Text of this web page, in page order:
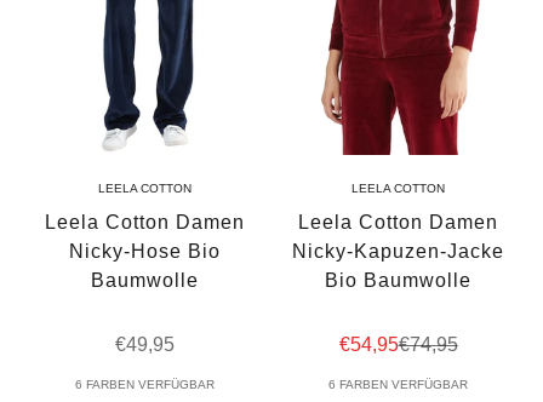
LEELA COTTON
Leela Cotton Damen
Nicky-Hose Bio
Baumwolle
Angebot
€49,95
6 FARBEN VERFÜGBAR
LEELA COTTON
Leela Cotton Damen
Nicky-Kapuzen-Jacke
Bio Baumwolle
Angebot
€54,95Regulärer Preis
€74,95
6 FARBEN VERFÜGBAR